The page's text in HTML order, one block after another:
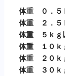
体重 ０．５
体重 ２．
体重 ５
体重 １０
体重 ２０
体重 ３０